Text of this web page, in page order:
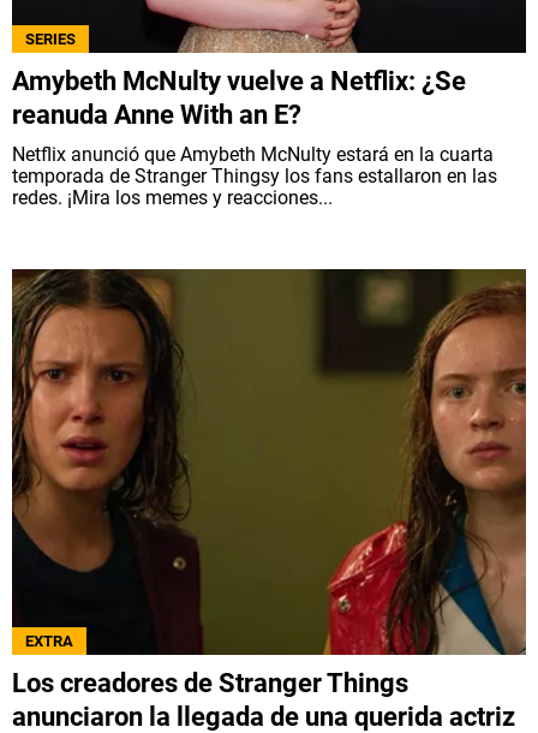
SERIES
Amybeth McNulty vuelve a Netflix: ¿Se
reanuda Anne With an E?
Netflix anunció que Amybeth McNulty estará en la cuarta
temporada de Stranger Thingsy los fans estallaron en las
redes. ¡Mira los memes y reacciones...
EXTRA
Los creadores de Stranger Things
anunciaron la llegada de una querida actriz